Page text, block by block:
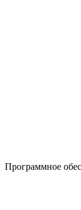
Программное